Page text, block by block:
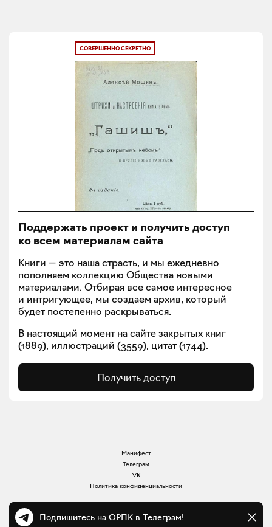
СОВЕРШЕННО СЕКРЕТНО
Поддержать проект и получить доступ
ко всем материалам сайта
Книги — это наша страсть, и мы ежедневно
пополняем коллекцию Общества новыми
материалами. Отбирая все самое интересное
и интригующее, мы создаем архив, который
будет постепенно раскрываться.
В настоящий момент на сайте закрытых книг
(1889), иллюстраций (3559), цитат (1744).
Получить доступ
Манифест
Телеграм
VK
Политика конфиденциальности
Подпишитесь на ОРПК в Телеграм!